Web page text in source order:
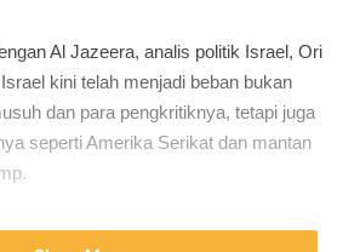
Al Jazeera, analis politik Israel, Ori
kini telah menjadi beban bukan
dan para pengkritiknya, tetapi juga
seperti Amerika Serikat dan mantan